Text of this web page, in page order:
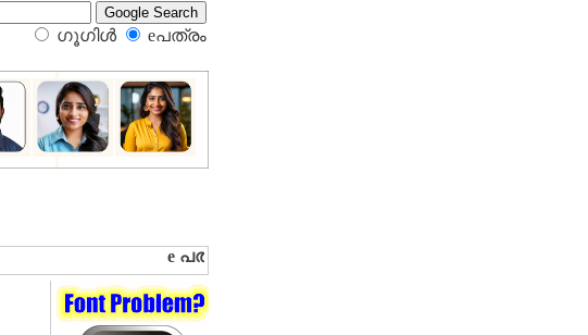
ഗൂഗിള്‍ eപത്രം‍